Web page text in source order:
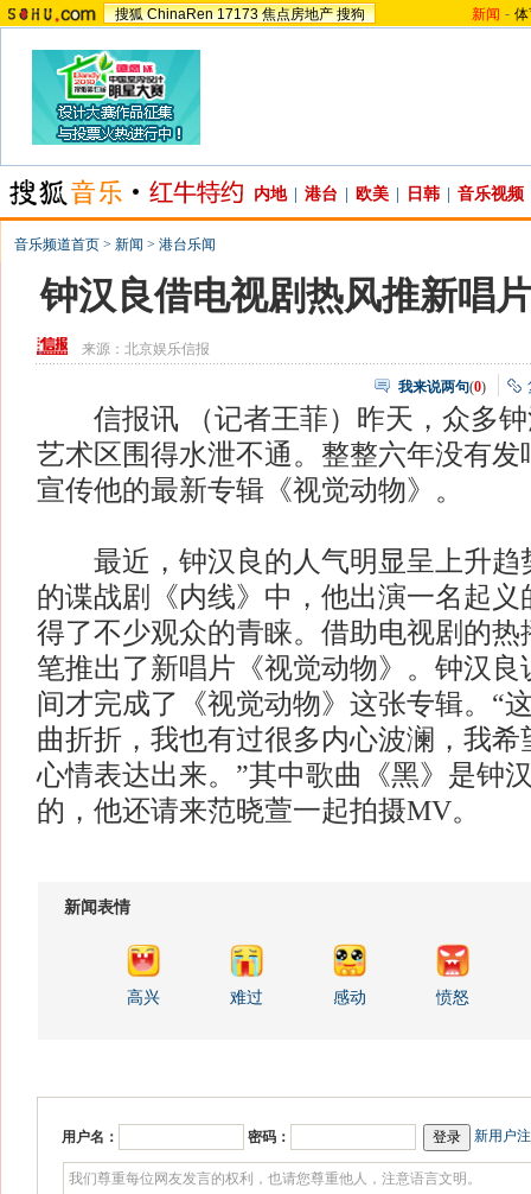
搜狐 ChinaRen 17173 焦点房地产 搜狗 新闻 -
内地 港台 欧美 日韩 音乐视频
音乐频道首页 > 新闻 > 港台乐闻
钟汉良借电视剧热风推新唱
来源： 北京娱乐信报
我来说两句(0)
信报讯 （记者王菲）昨天，众多钟
艺术区围得水泄不通。整整六年没有发
宣传他的最新专辑《视觉动物》。
最近，钟汉良的人气明显呈上升趋
的谍战剧《内线》中，他出演一名起义
得了不少观众的青睐。借助电视剧的热
笔推出了新唱片《视觉动物》。钟汉良
间才完成了《视觉动物》这张专辑。“
曲折折，我也有过很多内心波澜，我希
心情表达出来。”其中歌曲《黑》是钟
的，他还请来范晓萱一起拍摄MV。
新闻表情
高兴 难过 感动 愤怒
用户名： 密码： 新用户